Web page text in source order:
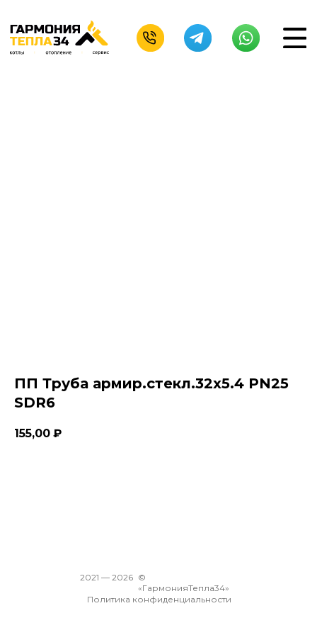
ПП Труба армир.стекл.32х5.4 PN25
SDR6
155,00 ₽
Политика конфиденциальности
©
«ГармонияТепла34»
2026
2021 —